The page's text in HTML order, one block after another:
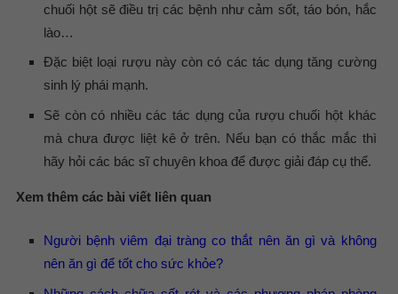
chuối hột sẽ điều trị các bệnh như cảm sốt, táo bón, hắc
lào…
Đặc biệt loại rượu này còn có các tác dụng tăng cường
sinh lý phái mạnh.
Sẽ còn có nhiều các tác dụng của rượu chuối hột khác
mà chưa được liệt kê ở trên. Nếu bạn có thắc mắc thì
hãy hỏi các bác sĩ chuyên khoa để được giải đáp cụ thể.
Xem thêm các bài viết liên quan
Người bệnh viêm đại tràng co thắt nên ăn gì và không
nên ăn gì để tốt cho sức khỏe?